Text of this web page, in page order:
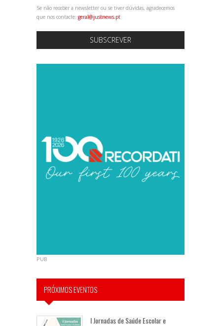
Se não receber a newsletter ou se tiver dúvidas, agradecemos
que nos contacte: geral@justnews.pt
SUBSCREVER
PUB
PRÓXIMOS EVENTOS
I Jornadas de Saúde Escolar e